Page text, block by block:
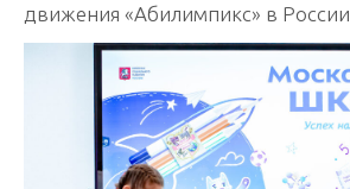
движения «Абилимпикс» в России.